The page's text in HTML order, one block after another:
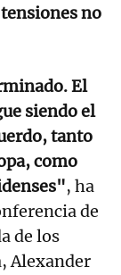
no
El
siendo el
tanto
como
, ha
de
de los
Alexander